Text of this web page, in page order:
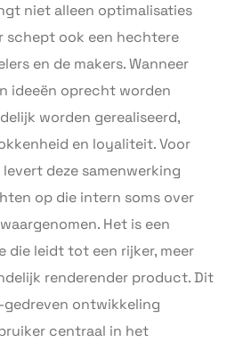
niet alleen optimalisaties
schept ook een hechtere
en de makers. Wanneer
ideeën oprecht worden
worden gerealiseerd,
en loyaliteit. Voor
deze samenwerking
op die intern soms over
Het is een
die leidt tot een rijker, meer
renderender product. Dit
ontwikkeling
centraal in het